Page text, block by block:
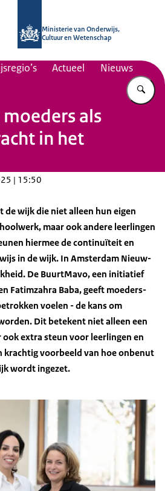
Ministerie van Onderwijs,
Cultuur en Wetenschap
Actueel Nieuws
als
in het
| 15:50
de wijk die niet alleen hun eigen
maar ook andere leerlingen
hiermee de continuïteit en
in de wijk. In Amsterdam Nieuw-
De BuurtMavo, een initiatief
Fatimzahra Baba, geeft moeders-
voelen - de kans om
Dit betekent niet alleen een
ook extra steun voor leerlingen en
krachtig voorbeeld van hoe onbenut
wordt ingezet.